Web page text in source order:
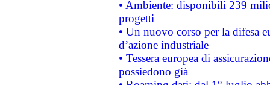
• Ambiente: disponibili 239
progetti
• Un nuovo corso per la difesa
d’azione industriale
• Tessera europea di
possiedono già